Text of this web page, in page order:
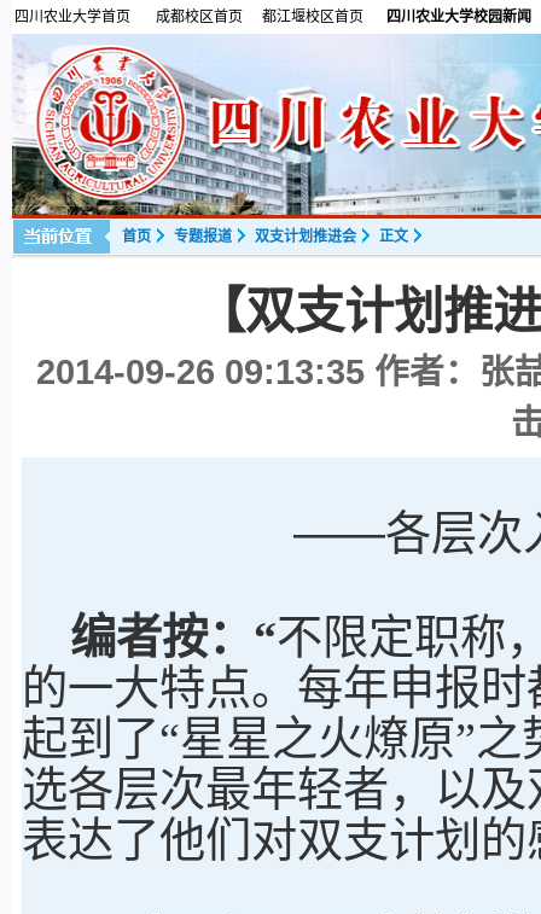
四川农业大学首页 成都校区首页 都江堰校区首页 四川农业大学校园新闻
首页 专题报道 双支计划推进会 正文
【双支计划推
2014-09-26 09:13:35作者：张
——各层次
编者按：“不限定职称
的一大特点。每年申报
起到了“星星之火燎原”
选各层次最年轻者，以
表达了他们对双支计划的